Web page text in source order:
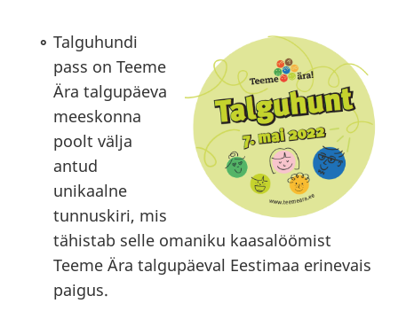
Talguhundi
pass on Teeme
Ära talgupäeva
meeskonna
poolt välja
antud
unikaalne
tunnuskiri, mis
tähistab selle omaniku kaasalöömist
Teeme Ära talgupäeval Eestimaa erinevais
paigus.